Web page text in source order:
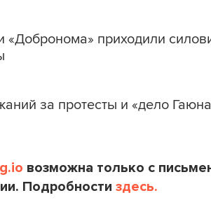
приходили
за протесты и «дело
возможна только с
Подробности здесь.